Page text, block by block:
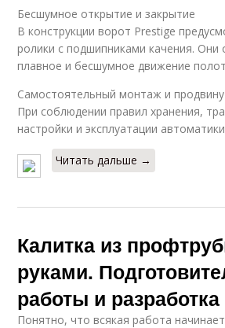
Бесшумное открытие и закрытие
В конструкции ворот Prestige
ролики с подшипниками качения. Они
плавное и бесшумное движение
Самостоятельный монтаж и
При соблюдении правил хранения,
настройки и эксплуатации
Читать дальше →
Калитка из
руками.
работы и
Понятно, что всякая работа